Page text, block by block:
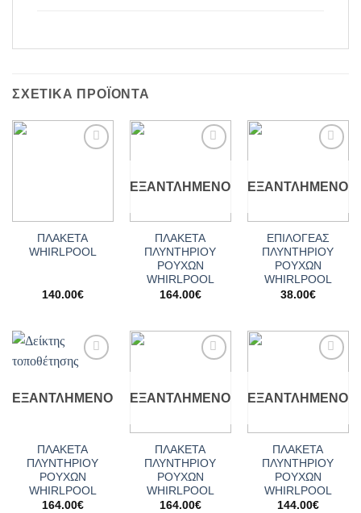
ΣΧΕΤΙΚΆ ΠΡΟΪΌΝΤΑ
ΠΛΑΚΕΤΑ
WHIRLPOOL
140.00€
ΕΞΑΝΤΛΗΜΈΝΟ
ΠΛΑΚΕΤΑ
ΠΛΥΝΤΗΡΙΟΥ
ΡΟΥΧΩΝ
WHIRLPOOL
164.00€
ΕΞΑΝΤΛΗΜΈΝΟ
ΕΠΙΛΟΓΕΑΣ
ΠΛΥΝΤΗΡΙΟΥ
ΡΟΥΧΩΝ
WHIRLPOOL
38.00€
ΕΞΑΝΤΛΗΜΈΝΟ
ΠΛΑΚΕΤΑ
ΠΛΥΝΤΗΡΙΟΥ
ΡΟΥΧΩΝ
WHIRLPOOL
164.00€
ΕΞΑΝΤΛΗΜΈΝΟ
ΠΛΑΚΕΤΑ
ΠΛΥΝΤΗΡΙΟΥ
ΡΟΥΧΩΝ
WHIRLPOOL
164.00€
ΕΞΑΝΤΛΗΜΈΝΟ
ΠΛΑΚΕΤΑ
ΠΛΥΝΤΗΡΙΟΥ
ΡΟΥΧΩΝ
WHIRLPOOL
144.00€